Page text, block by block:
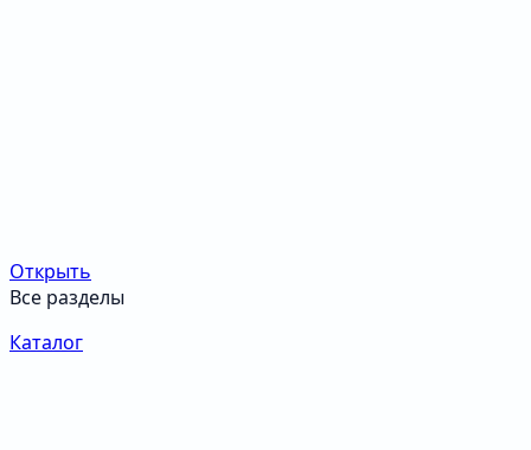
Открыть
Все разделы
Каталог